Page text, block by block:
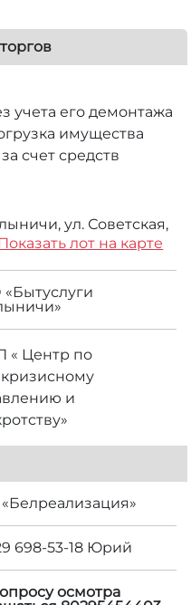
учета его демонтажа
имущества
счет средств
ул. Советская,
Показать лот на карте
« Центр по
и
698-53-18 Юрий
осмотра